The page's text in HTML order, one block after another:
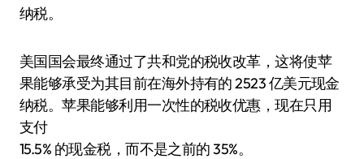
纳税。
美国国会最终通过了共和党的税收改革，这将使苹
果能够承受为其目前在海外持有的 2523 亿美元现金
纳税。苹果能够利用一次性的税收优惠，现在只用
支付
15.5% 的现金税，而不是之前的 35%。